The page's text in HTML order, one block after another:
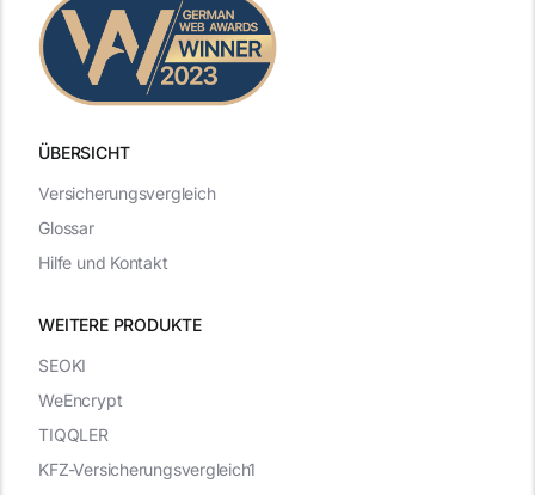
ÜBERSICHT
WEITERE PRODUKTE
Versicherungsvergleich
Glossar
Hilfe und Kontakt
SEOKI
WeEncrypt
TIQQLER
KFZ-Versicherungsvergleich1